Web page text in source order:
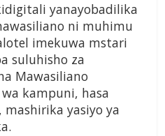
yanayobadilika
ni muhimu
imekuwa mstari
suluhisho za
Mawasiliano
kampuni, hasa
yasiyo ya